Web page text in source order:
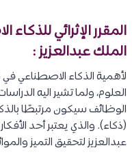
المقرر الإثرائي
الملك عبدالعزيز :
لأهمية الذكاء الاصطناعي
الوظائف سيكون مرتبطًا
(ذكاء). والذي يعتبر أحد
عبدالعزيز لتحقيق التميز